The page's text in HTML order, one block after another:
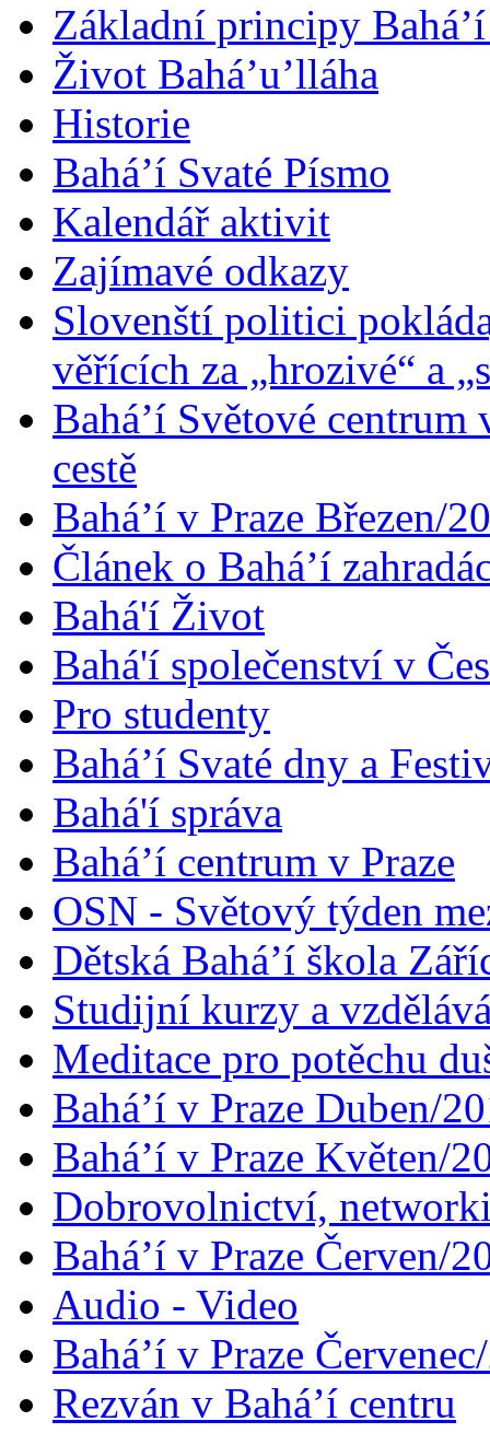
Základní principy
Život Bahá’u’lláha
Historie
Bahá’í Svaté Písmo
Kalendář aktivit
Zajímavé odkazy
Slovenští politici
věřících za „hrozivé“ a
Bahá’í Světové
cestě
Bahá’í v Praze Březen/
Článek o Bahá’í
Bahá'í Život
Bahá'í společenství v
Pro studenty
Bahá’í Svaté dny a
Bahá'í správa
Bahá’í centrum v Praze
OSN - Světový týden
Dětská Bahá’í škola
Studijní kurzy a
Meditace pro potěchu
Bahá’í v Praze Duben/
Bahá’í v Praze Květen/
Dobrovolnictví,
Bahá’í v Praze Červen/
Audio - Video
Bahá’í v Praze
Rezván v Bahá’í centru